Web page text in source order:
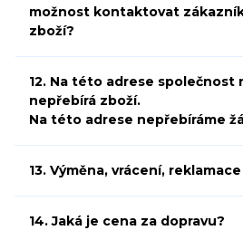
možnost kontaktovat zákazníka po
zboží?
12. Na této adrese společnost
nepřebírá zboží.
Na této adrese nepřebíráme
13. Výměna, vrácení,
14. Jaká je cena za dopravu?